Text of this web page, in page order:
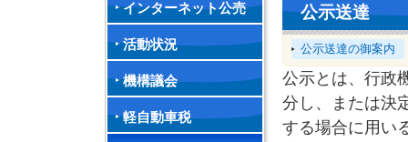
インターネット公売
活動状況
機構議会
軽自動車税
公示送達
公示送達の御案内
公示とは、行政
分し、または決
する場合に用い